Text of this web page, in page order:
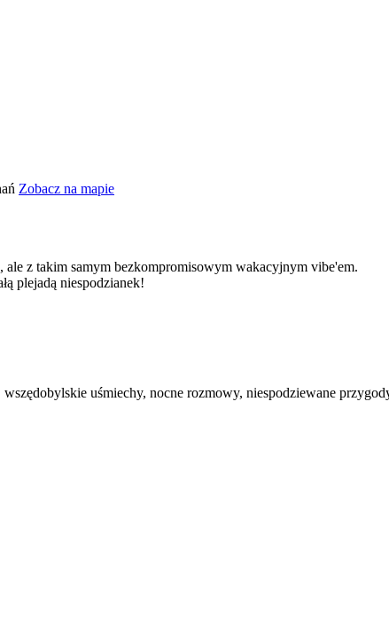
Zobacz na mapie
z takim samym bezkompromisowym wakacyjnym vibe'em.
plejadą niespodzianek!
uśmiechy, nocne rozmowy, niespodziewane